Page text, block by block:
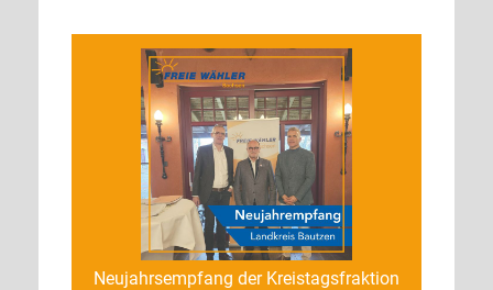
Neujahrsempfang der Kreistagsfraktion